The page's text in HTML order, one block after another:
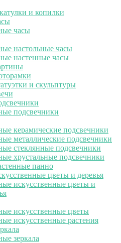
и копилки
часы
настольные часы
настенные часы
и скульптуры
подсвечники
керамические подсвечники
металлические подсвечники
стеклянные подсвечники
хрустальные подсвечники
панно
цветы и деревья
искусственные цветы и
искусственные цветы
искусственные растения
зеркала